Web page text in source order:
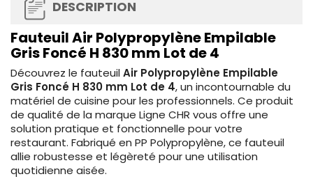
DESCRIPTION
Fauteuil Air Polypropylène Empilable
Gris Foncé H 830 mm Lot de 4
Découvrez le fauteuilAir Polypropylène Empilable
Gris Foncé H 830 mm Lot de 4, un incontournable du
matériel de cuisine pour les professionnels. Ce produit
de qualité de la marque Ligne CHR vous offre une
solution pratique et fonctionnelle pour votre
restaurant. Fabriqué en PP Polypropylène, ce fauteuil
allie robustesse et légèreté pour une utilisation
quotidienne aisée.